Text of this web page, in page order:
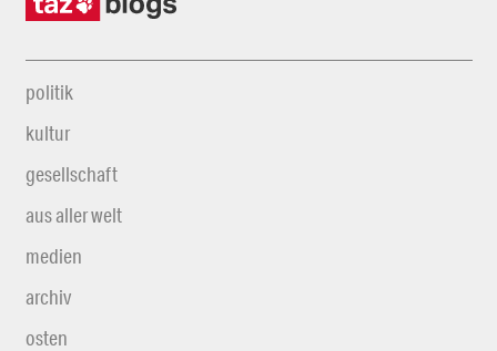
politik
kultur
gesellschaft
aus aller welt
medien
archiv
osten